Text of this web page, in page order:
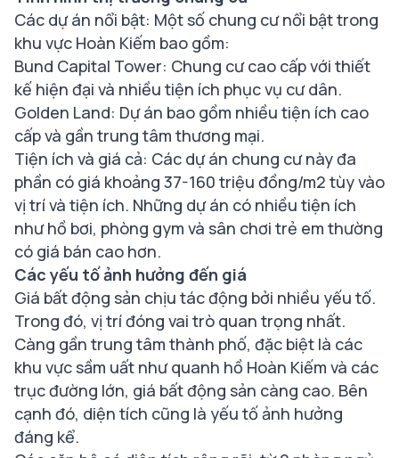
Các dự án nổi bật: Một số chung cư nổi bật trong
khu vực Hoàn Kiếm bao gồm:
Bund Capital Tower: Chung cư cao cấp với thiết
kế hiện đại và nhiều tiện ích phục vụ cư dân.
Golden Land: Dự án bao gồm nhiều tiện ích cao
cấp và gần trung tâm thương mại.
Tiện ích và giá cả: Các dự án chung cư này đa
phần có giá khoảng 37-160 triệu đồng/m2 tùy vào
vị trí và tiện ích. Những dự án có nhiều tiện ích
như hồ bơi, phòng gym và sân chơi trẻ em thường
có giá bán cao hơn.
Các yếu tố ảnh hưởng đến giá
Giá bất động sản chịu tác động bởi nhiều yếu tố.
Trong đó, vị trí đóng vai trò quan trọng nhất.
Càng gần trung tâm thành phố, đặc biệt là các
khu vực sầm uất như quanh hồ Hoàn Kiếm và các
trục đường lớn, giá bất động sản càng cao. Bên
cạnh đó, diện tích cũng là yếu tố ảnh hưởng
đáng kể.